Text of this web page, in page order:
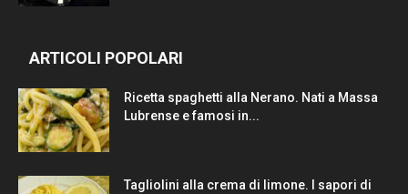
ARTICOLI POPOLARI
Ricetta spaghetti alla Nerano. Nati a Massa
Lubrense e famosi in...
Tagliolini alla crema di limone. I sapori di